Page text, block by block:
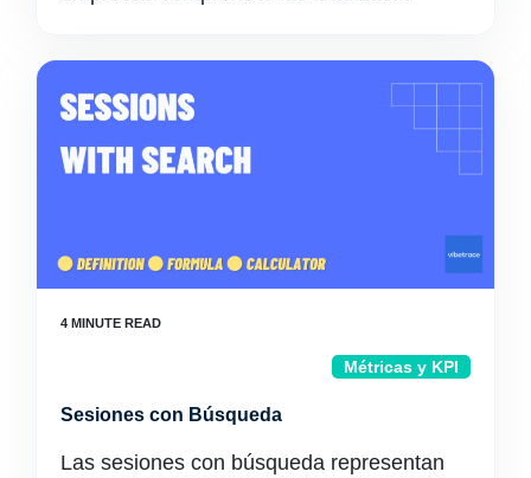
Métricas y KPI
Sesiones con Búsqueda
Las sesiones con búsqueda representan